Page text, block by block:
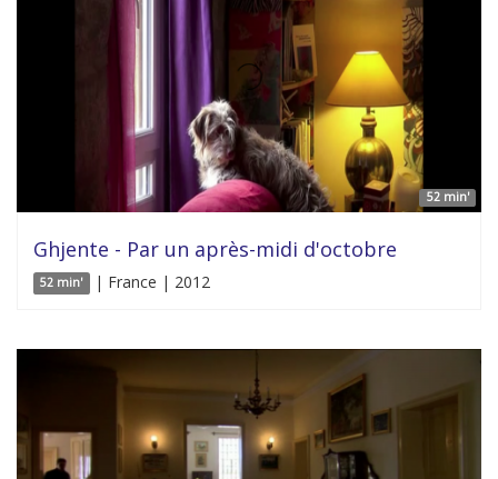
52 min'
Ghjente - Par un après-midi d'octobre
52 min' | France | 2012